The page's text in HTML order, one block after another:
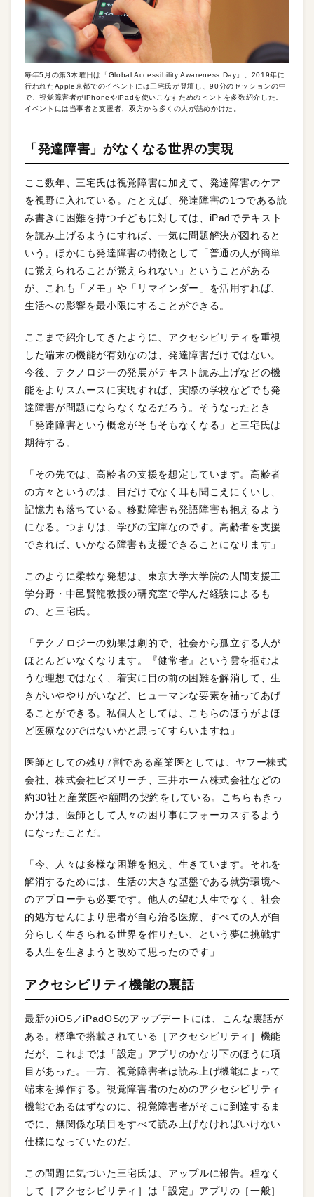
毎年5月の第3木曜日は「Global Accessibility Awareness Day」。2019年に
行われたApple京都でのイベントには三宅氏が登壇し、90分のセッションの中
で、視覚障害者がiPhoneやiPadを使いこなすためのヒントを多数紹介した。
イベントには当事者と支援者、双方から多くの人が詰めかけた。
「発達障害」がなくなる世界の実現
ここ数年、三宅氏は視覚障害に加えて、発達障害のケア
を視野に入れている。たとえば、発達障害の1つである読
み書きに困難を持つ子どもに対しては、iPadでテキスト
を読み上げるようにすれば、一気に問題解決が図れると
いう。ほかにも発達障害の特徴として「普通の人が簡単
に覚えられることが覚えられない」ということがある
が、これも「メモ」や「リマインダー」を活用すれば、
生活への影響を最小限にすることができる。
ここまで紹介してきたように、アクセシビリティを重視
した端末の機能が有効なのは、発達障害だけではない。
今後、テクノロジーの発展がテキスト読み上げなどの機
能をよりスムースに実現すれば、実際の学校などでも発
達障害が問題にならなくなるだろう。そうなったとき
「発達障害という概念がそもそもなくなる」と三宅氏は
期待する。
「その先では、高齢者の支援を想定しています。高齢者
の方々というのは、目だけでなく耳も聞こえにくいし、
記憶力も落ちている。移動障害も発語障害も抱えるよう
になる。つまりは、学びの宝庫なのです。高齢者を支援
できれば、いかなる障害も支援できることになります」
このように柔軟な発想は、東京大学大学院の人間支援工
学分野・中邑賢龍教授の研究室で学んだ経験によるも
の、と三宅氏。
「テクノロジーの効果は劇的で、社会から孤立する人が
ほとんどいなくなります。『健常者』という雲を掴むよ
うな理想ではなく、着実に目の前の困難を解消して、生
きがいややりがいなど、ヒューマンな要素を補ってあげ
ることができる。私個人としては、こちらのほうがよほ
ど医療なのではないかと思ってすらいますね」
医師としての残り7割である産業医としては、ヤフー株式
会社、株式会社ビズリーチ、三井ホーム株式会社などの
約30社と産業医や顧問の契約をしている。こちらもきっ
かけは、医師として人々の困り事にフォーカスするよう
になったことだ。
「今、人々は多様な困難を抱え、生きています。それを
解消するためには、生活の大きな基盤である就労環境へ
のアプローチも必要です。他人の望む人生でなく、社会
的処方せんにより患者が自ら治る医療、すべての人が自
分らしく生きられる世界を作りたい、という夢に挑戦す
る人生を生きようと改めて思ったのです」
アクセシビリティ機能の裏話
最新のiOS／iPadOSのアップデートには、こんな裏話が
ある。標準で搭載されている［アクセシビリティ］機能
だが、これまでは「設定」アプリのかなり下のほうに項
目があった。一方、視覚障害者は読み上げ機能によって
端末を操作する。視覚障害者のためのアクセシビリティ
機能であるはずなのに、視覚障害者がそこに到達するま
でに、無関係な項目をすべて読み上げなければいけない
仕様になっていたのだ。
この問題に気づいた三宅氏は、アップルに報告。程なく
して［アクセシビリティ］は「設定」アプリの［一般］